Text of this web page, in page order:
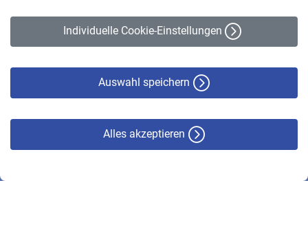
Individuelle Cookie-Einstellungen
Auswahl speichern
Alles akzeptieren
Erklärung zur Barrierefreiheit
© VBL 2026